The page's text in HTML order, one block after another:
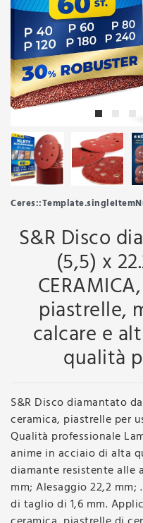
S&R Disco
(5,5) x
piastrelle,
calcare e
qualità
S&R Disco diamantato
ceramica, piastrelle per
Qualità professionale
anime in acciaio di alta
diamante resistente alle
mm; Alesaggio 22,2 mm;
di taglio di 1,6 mm.